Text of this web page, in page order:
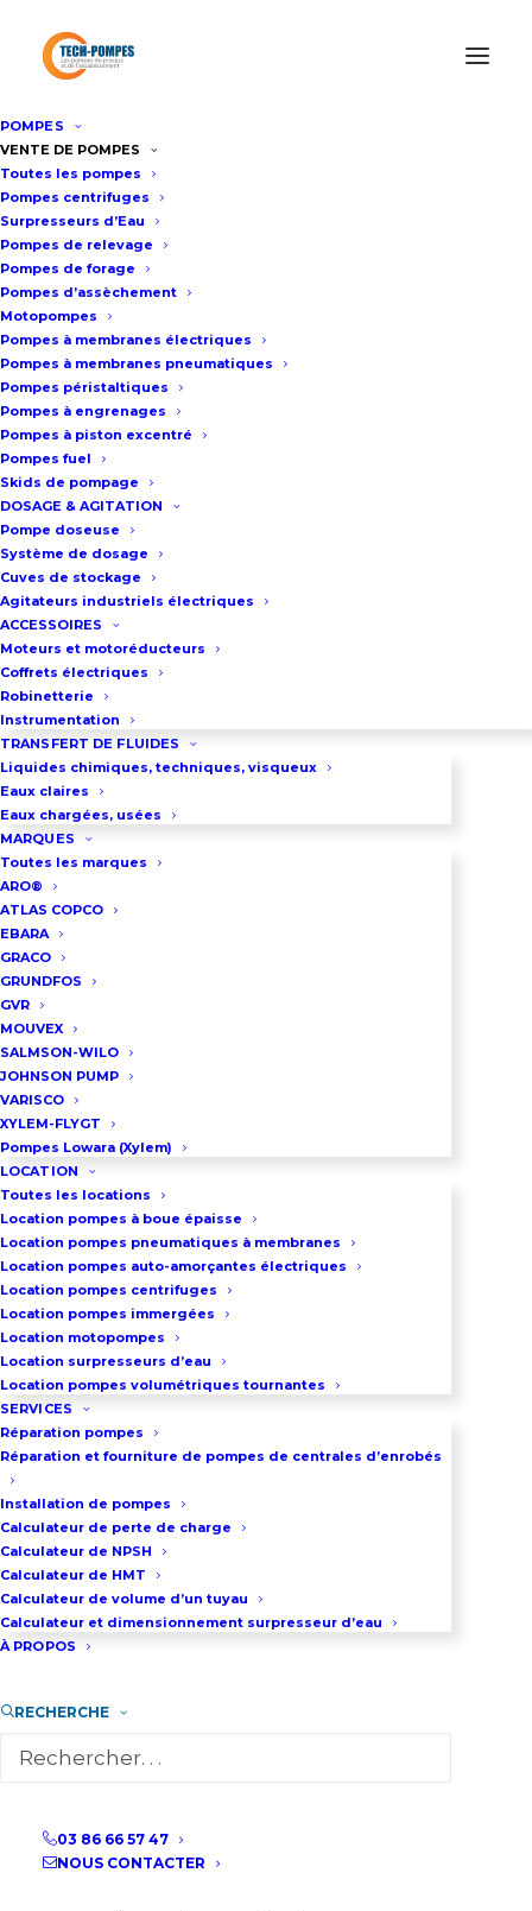
POMPES
VENTE DE POMPES
Toutes les pompes
Pompes centrifuges
Surpresseurs d’Eau
Pompes de relevage
Pompes de forage
Pompes d’assèchement
Motopompes
Pompes à membranes électriques
Pompes à membranes pneumatiques
Pompes péristaltiques
Pompes à engrenages
Pompes à piston excentré
Pompes fuel
Skids de pompage
DOSAGE & AGITATION
Pompe doseuse
Système de dosage
Cuves de stockage
Agitateurs industriels électriques
ACCESSOIRES
Moteurs et motoréducteurs
Coffrets électriques
Robinetterie
Instrumentation
TRANSFERT DE FLUIDES
Liquides chimiques, techniques, visqueux
Eaux claires
Eaux chargées, usées
MARQUES
Toutes les marques
ARO®
ATLAS COPCO
EBARA
GRACO
GRUNDFOS
GVR
MOUVEX
SALMSON-WILO
JOHNSON PUMP
VARISCO
XYLEM-FLYGT
Pompes Lowara (Xylem)
LOCATION
Toutes les locations
Location pompes à boue épaisse
Location pompes pneumatiques à membranes
Location pompes auto-amorçantes électriques
Location pompes centrifuges
Location pompes immergées
Location motopompes
Location surpresseurs d’eau
Location pompes volumétriques tournantes
SERVICES
Réparation pompes
Réparation et fourniture de pompes de centrales d’enrobés
Installation de pompes
Calculateur de perte de charge
Calculateur de NPSH
Calculateur de HMT
Calculateur de volume d’un tuyau
Calculateur et dimensionnement surpresseur d’eau
À PROPOS
RECHERCHE
03 86 66 57 47
NOUS CONTACTER
Accueil /Agitateurs industriels électriques
électrique VTA
Agitateur industriel électrique
VTA
Fiche technique
Agitateur industriel à flux axial. Il
crée des courants parallèles à l’axe
de l’agitateur.
Hélice à profil axial 4 pales
repliables
Diamètre d’hélice : 400mm
Vitesses lentes : De 75 Jusqu’à
150Tr/min.
Puissance moteur : 0,37 à 2,2Kw.
Entrainement : Par
motoréducteur.
Longueur d’arbre : 800mm.
Idéal pour les cuves de 1 à 4m3
liquides visqueux.
cuve. En position vertical.
dissolution.
Cet agitateur industriel à vitesse
très lente est mu par un
ensemble motoréducteur. Il est
conçu pour des mélanges de
liquides visqueux. Il est équipée
d’une hélice réglable sur toute la
longueur de l’axe. On peut
hélices. Le profil haute
permet un excellent rendement
avec des puissances moteur très
faibles. Une des caractéristiques
principales de cet agitateur
mélanges dans des cuves IBC-
sont relativement étroits.